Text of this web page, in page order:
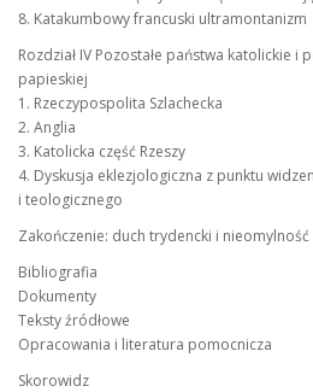
8. Katakumbowy francuski ultramontanizm
Rozdział IV Pozostałe państwa katolickie i
papieskiej
1. Rzeczypospolita Szlachecka
2. Anglia
3. Katolicka część Rzeszy
4. Dyskusja eklezjologiczna z punktu
i teologicznego
Zakończenie: duch trydencki i
Bibliografia
Dokumenty
Teksty źródłowe
Opracowania i literatura pomocnicza
Skorowidz